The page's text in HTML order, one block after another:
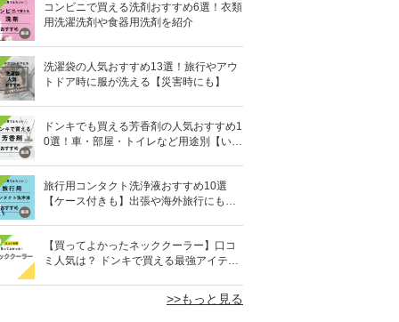
コンビニで買える洗剤おすすめ6選！衣類
用洗濯洗剤や食器用洗剤を紹介
洗濯袋の人気おすすめ13選！旅行やアウ
トドア時に服が洗える【災害時にも】
ドンキでも買える芳香剤の人気おすすめ1
0選！車・部屋・トイレなど用途別【いい
旅行用コンタクト洗浄液おすすめ10選
【ケース付きも】出張や海外旅行にも便
【買ってよかったネッククーラー】口コ
ミ人気は？ ドンキで買える最強アイテム
>>もっと見る